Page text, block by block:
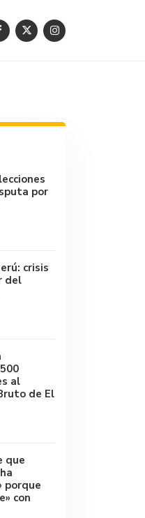
por
crisis
del
al
de El
que
porque
con